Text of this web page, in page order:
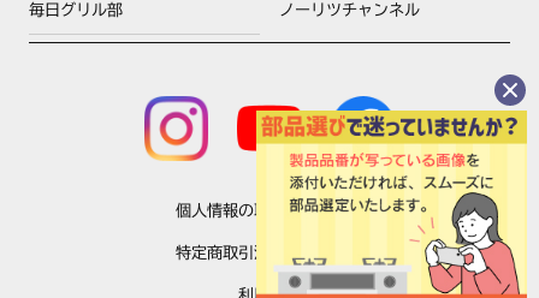
TSSVR,DW32A7DTS1SVL,DW32A7DTS1SVR,DW32
A7DTS2SVL,DW32A7DTS2SVR,DW32A7DTS5SVL,
W32A7DTSSVL,DW32A7DTSSVR,DW32A8DTS3ST
L,DW32A8DTS3STR,DW32A8DTSL,DW32A8DTSR,
DW32A9DTS1SVL,DW32A9DTS1SVR,DW32A9DTS
2SVL,DW32A9DTS2SVR,DW32A9DTS3STL,DW32A
9DTS3STR,DW32A9DTSL,DW32A9DTSR,DW3784
DTSSVL,DW3784DTSSVR,DW3785DTSSVEL,DW37
85DTSSVER,DW3785DTSSVL,DW3785DTSSVR,DW
37A6DTSSVL,DW37A6DTSSVR,DW37A7DTSSVL,D
毎日グリル部 ノーリツチャンネル
個人情報の取扱いについて
特定商取引法に基づく表示